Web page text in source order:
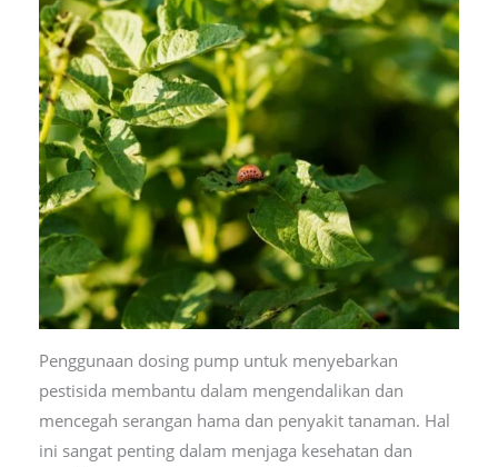
Penggunaan dosing pump untuk menyebarkan
pestisida membantu dalam mengendalikan dan
mencegah serangan hama dan penyakit tanaman. Hal
ini sangat penting dalam menjaga kesehatan dan